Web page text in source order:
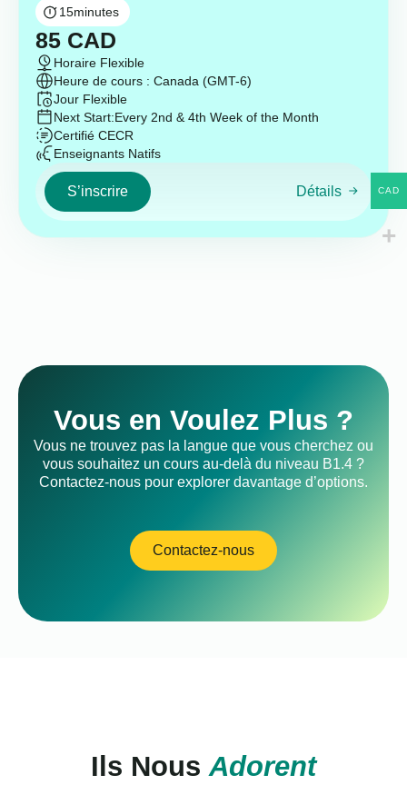
15minutes
85 CAD
Horaire Flexible
Heure de cours : Canada (GMT-6)
Jour Flexible
Next Start:Every 2nd & 4th Week of the Month
Certifié CECR
Enseignants Natifs
S’inscrire Détails
Vous en Voulez Plus ?
Vous ne trouvez pas la langue que vous cherchez ou
vous souhaitez un cours au-delà du niveau B1.4 ?
Contactez-nous pour explorer davantage d’options.
Contactez-nous
Ils NousAdorent
CAD